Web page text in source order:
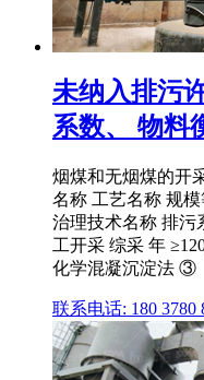
未纳入排污
系数、 物料
烟煤和无烟煤的开
名称 工艺名称 规
治理技术名称 排污
工开采 综采 年
化学混凝沉淀法 ③
联系电话: 180 3780